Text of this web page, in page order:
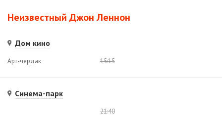
Неизвестный Джон Леннон
Дом кино
Арт-чердак 15:15
Синема-парк
21:40